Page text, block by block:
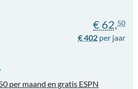
€ 402
€ 62,50
per maand en gratis ESPN